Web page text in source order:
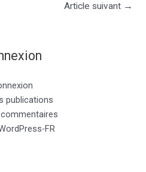
Article suivant →
publications
FR